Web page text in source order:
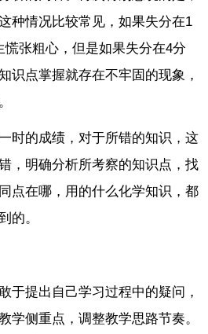
种情况比较常见，如果失分在1
张粗心，但是如果失分在4分
识点掌握就存在不牢固的现象，
时的成绩，对于所错的知识，这
，明确分析所考察的知识点，找
点在哪，用的什么化学知识，都
的。
于提出自己学习过程中的疑问，
学侧重点，调整教学思路节奏。